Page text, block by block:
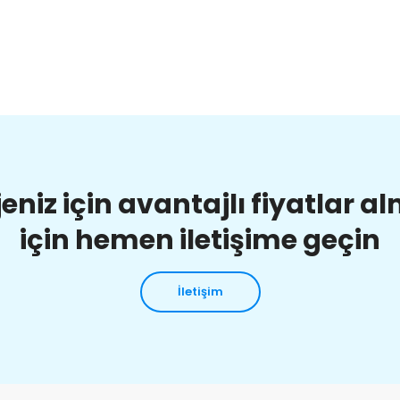
için avantajlı fiyatlar
için hemen iletişime geçin
İletişim